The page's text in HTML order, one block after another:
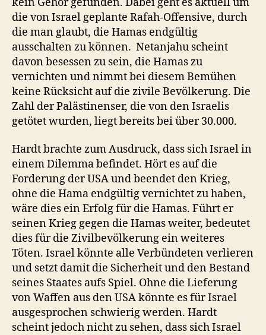
die von Israel geplante Rafah-Offensive, durch
die man glaubt, die Hamas endgültig
ausschalten zu können. Netanjahu scheint
davon besessen zu sein, die Hamas zu
vernichten und nimmt bei diesem Bemühen
keine Rücksicht auf die zivile Bevölkerung. Die
Zahl der Palästinenser, die von den Israelis
getötet wurden, liegt bereits bei über 30.000.
Hardt brachte zum Ausdruck, dass sich Israel in
einem Dilemma befindet. Hört es auf die
Forderung der USA und beendet den Krieg,
ohne die Hama endgültig vernichtet zu haben,
wäre dies ein Erfolg für die Hamas. Führt er
seinen Krieg gegen die Hamas weiter, bedeutet
dies für die Zivilbevölkerung ein weiteres
Töten. Israel könnte alle Verbündeten verlieren
und setzt damit die Sicherheit und den Bestand
seines Staates aufs Spiel. Ohne die Lieferung
von Waffen aus den USA könnte es für Israel
ausgesprochen schwierig werden. Hardt
scheint jedoch nicht zu sehen, dass sich Israel